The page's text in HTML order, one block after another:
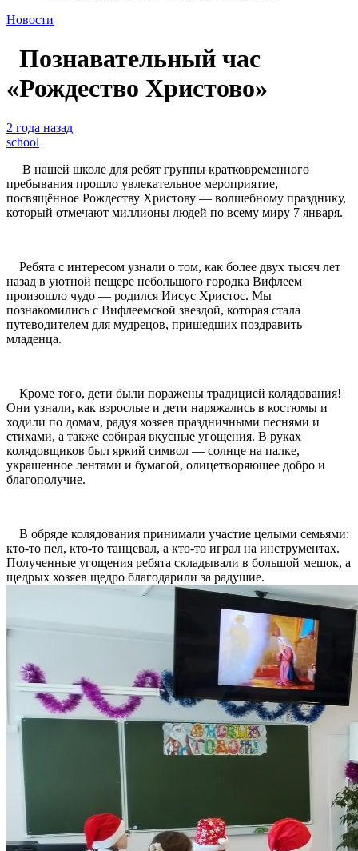
Новости
Познавательный час
«Рождество Христово»
2 года назад
school
В нашей школе для ребят группы кратковременного
пребывания прошло увлекательное мероприятие,
посвящённое Рождеству Христову — волшебному празднику,
который отмечают миллионы людей по всему миру 7 января.
Ребята с интересом узнали о том, как более двух тысяч лет
назад в уютной пещере небольшого городка Вифлеем
произошло чудо — родился Иисус Христос. Мы
познакомились с Вифлеемской звездой, которая стала
путеводителем для мудрецов, пришедших поздравить
младенца.
Кроме того, дети были поражены традицией колядования!
Они узнали, как взрослые и дети наряжались в костюмы и
ходили по домам, радуя хозяев праздничными песнями и
стихами, а также собирая вкусные угощения. В руках
колядовщиков был яркий символ — солнце на палке,
украшенное лентами и бумагой, олицетворяющее добро и
благополучие.
В обряде колядования принимали участие целыми семьями:
кто-то пел, кто-то танцевал, а кто-то играл на инструментах.
Полученные угощения ребята складывали в большой мешок, а
щедрых хозяев щедро благодарили за радушие.